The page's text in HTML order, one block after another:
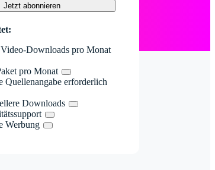
Jetzt abonnieren
Downloads pro Monat
pro Monat
Quellenangabe erforderlich
Downloads
Werbung